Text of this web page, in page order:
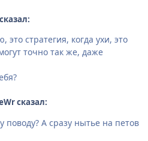
стратегия, когда ухи, это
точно так же, даже
сказал:
поводу? А сразу нытье на петов